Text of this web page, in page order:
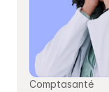
Comptasanté